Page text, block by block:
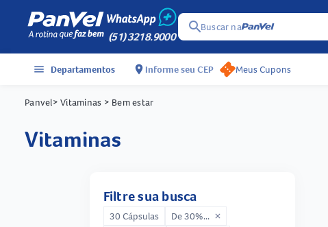
(51) 3218.9000
searchBuscar na
menu Departamentos location_on Informe seu CEP Meus Cupons
Panvel> Vitaminas > Bem estar
vitaminas
Filtre sua busca
30 Cápsulas De 30%... close